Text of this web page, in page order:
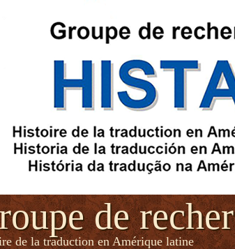
de
de la traduction en Amérique latine